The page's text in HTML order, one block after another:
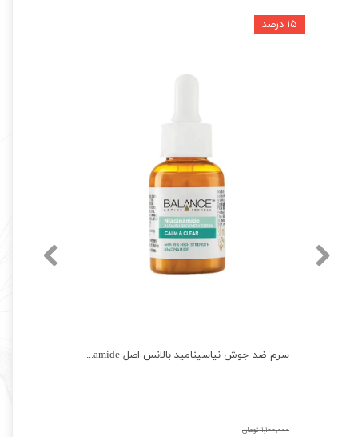
سرم ضد جوش نیاسینامید بالانس اصل BALANCE Niacinamide
۱,۱۰۰,۰۰۰ تومان
۱۵ درصد